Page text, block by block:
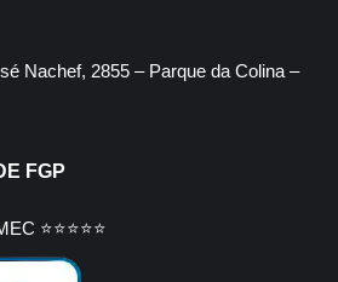
Nachef, 2855 – Parque da Colina –
FGP
⭐⭐⭐⭐⭐